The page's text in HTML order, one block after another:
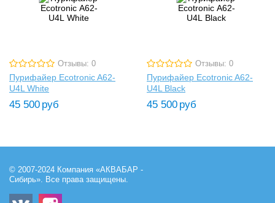
Отзывы: 0
Пурифайер Ecotronic A62-
U4L White
45 500 руб
Отзывы: 0
Пурифайер Ecotronic A62-
U4L Black
45 500 руб
© 2007-2024 Компания «АКВАБАР -
Сибирь». Все права защищены.